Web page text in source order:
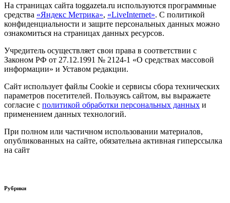
На страницах сайта toggazeta.ru используются программные
средства «Яндекс Метрика», «LiveInternet». С политикой
конфиденциальности и защите персональных данных можно
ознакомиться на страницах данных ресурсов.
Учредитель осуществляет свои права в соответствии с
Законом РФ от 27.12.1991 № 2124-1 «О средствах массовой
информации» и Уставом редакции.
Сайт использует файлы Cookie и сервисы сбора технических
параметров посетителей. Пользуясь сайтом, вы выражаете
согласие с политикой обработки персональных данных и
применением данных технологий.
При полном или частичном использовании материалов,
опубликованных на сайте, обязательна активная гиперссылка
на сайт
Рубрики